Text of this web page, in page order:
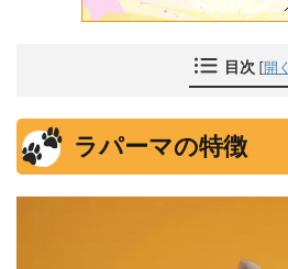
目次 [開く
ラパーマの特徴